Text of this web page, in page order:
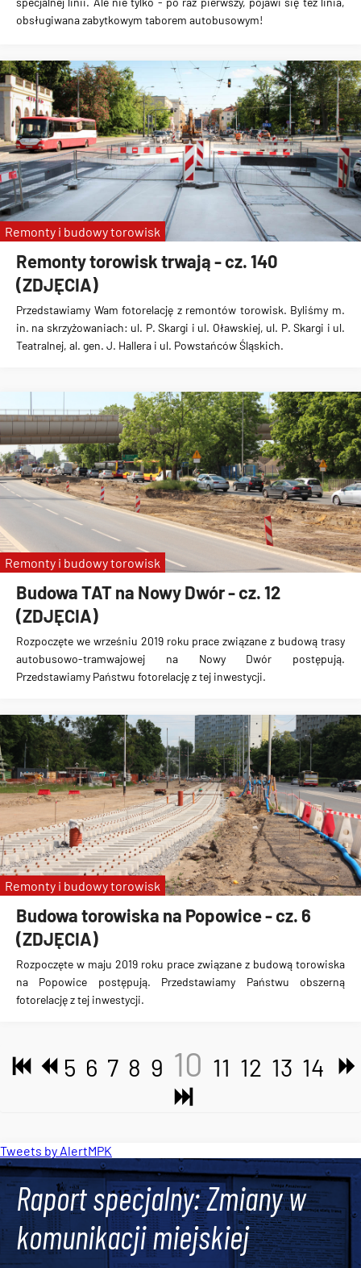
obsługiwana zabytkowym taborem autobusowym!
Remonty torowisk trwają - cz. 140
(ZDJĘCIA)
Przedstawiamy Wam fotorelację z remontów torowisk. Byliśmy m.
in. na skrzyżowaniach: ul. P. Skargi i ul. Oławskiej, ul. P. Skargi i ul.
Teatralnej, al. gen. J. Hallera i ul. Powstańców Śląskich.
Remonty i budowy torowisk
Budowa TAT na Nowy Dwór - cz. 12
(ZDJĘCIA)
Rozpoczęte we wrześniu 2019 roku prace związane z budową trasy
autobusowo-tramwajowej na Nowy Dwór postępują.
Przedstawiamy Państwu fotorelację z tej inwestycji.
Remonty i budowy torowisk
Budowa torowiska na Popowice - cz. 6
(ZDJĘCIA)
Rozpoczęte w maju 2019 roku prace związane z budową torowiska
na Popowice
postępują. Przedstawiamy Państwu obszerną
fotorelację z tej inwestycji.
Remonty i budowy torowisk
5 6 7 8 9 10 11 12 13 14
Tweets by AlertMPK
Raport specjalny: Zmiany w
komunikacji miejskiej